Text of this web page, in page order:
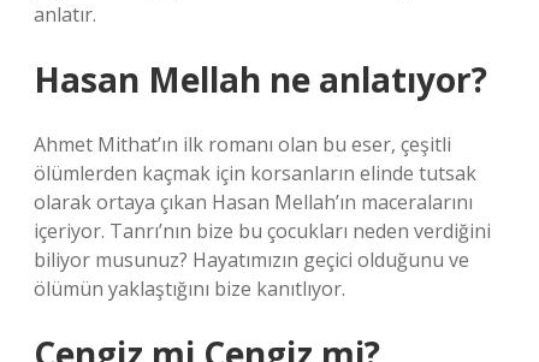
anlatır.
Hasan Mellah ne anlatıyor?
Ahmet Mithat’ın ilk romanı olan bu eser, çeşitli
ölümlerden kaçmak için korsanların elinde tutsak
olarak ortaya çıkan Hasan Mellah’ın maceralarını
içeriyor. Tanrı’nın bize bu çocukları neden verdiğini
biliyor musunuz? Hayatımızın geçici olduğunu ve
ölümün yaklaştığını bize kanıtlıyor.